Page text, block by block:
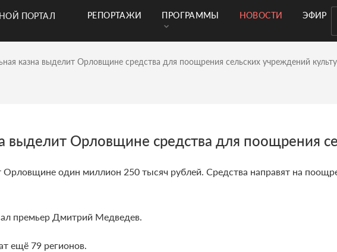
ПОРТАЛ
РЕПОРТАЖИ ПРОГРАММЫ НОВОСТИ ЭФИР
казна выделит Орловщине средства для поощрения сельских учреждений
выделит Орловщине средства для поощрения
Орловщине один миллион 250 тысяч рублей. Средства направят на
премьер Дмитрий Медведев.
ещё 79 регионов.